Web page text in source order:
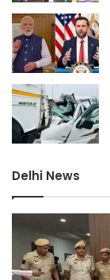
Delhi News
ऑपरेशन